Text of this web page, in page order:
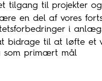
tilgang til projekter
en del af vores
i
bidrage til at løfte et
som primært mål